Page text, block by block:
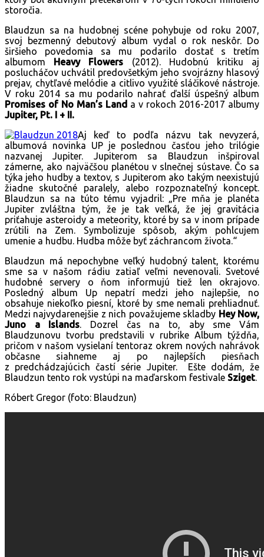
storočia.
Blaudzun sa na hudobnej scéne pohybuje od roku 2007,
svoj bezmenný debutový album vydal o rok neskôr. Do
širšieho povedomia sa mu podarilo dostať s tretím
albumom Heavy Flowers (2012). Hudobnú kritiku aj
poslucháčov uchvátil predovšetkým jeho svojrázny hlasový
prejav, chytľavé melódie a citlivo využité sláčikové nástroje.
V roku 2014 sa mu podarilo nahrať ďalší úspešný album
Promises of No Man’s Land a v rokoch 2016-2017 albumy
Jupiter, Pt. I + II.
Aj keď to podľa názvu tak nevyzerá,
albumová novinka UP je poslednou časťou jeho trilógie
nazvanej Jupiter. Jupiterom sa Blaudzun inšpiroval
zámerne, ako najväčšou planétou v slnečnej sústave. Čo sa
týka jeho hudby a textov, s Jupiterom ako takým neexistujú
žiadne skutočné paralely, alebo rozpoznateľný koncept.
Blaudzun sa na túto tému vyjadril: „Pre mňa je planéta
Jupiter zvláštna tým, že je tak veľká, že jej gravitácia
priťahuje asteroidy a meteority, ktoré by sa v inom prípade
zrútili na Zem. Symbolizuje spôsob, akým pohlcujem
umenie a hudbu. Hudba môže byť záchrancom života.“
Blaudzun má nepochybne veľký hudobný talent, ktorému
sme sa v našom rádiu zatiaľ veľmi nevenovali. Svetové
hudobné servery o ňom informujú tiež len okrajovo.
Posledný album Up nepatrí medzi jeho najlepšie, no
obsahuje niekoľko piesní, ktoré by sme nemali prehliadnuť.
Medzi najvydarenejšie z nich považujeme skladby Hey Now,
Juno a Islands. Dozrel čas na to, aby sme Vám
Blaudzunovu tvorbu predstavili v rubrike Album týždňa,
pričom v našom vysielaní tentoraz okrem nových nahrávok
občasne siahneme aj po najlepších piesňach
z predchádzajúcich častí série Jupiter. Ešte dodám, že
Blaudzun tento rok vystúpi na maďarskom festivale Sziget.
Róbert Gregor (foto: Blaudzun)